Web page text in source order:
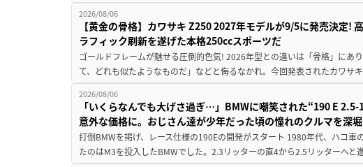
2026/08/06
【黄金の骨格】カワサキ Z250 2027年モデルが9/5に発売決定!
ラフィック刷新を遂げた本格250ccスポーツだ
ゴールドフレームが魅せる圧倒的色気! 2026年型との違いは「骨格」にあ
て、どれも似たようなものだ」などと侮るなかれ。今回発表されたカワサ
2026/08/06
「いくらなんでも大げさ過ぎ…」BMWに嘲笑された“190 E
意外な価格に。おじさん達が少年だった頃の憧れのクルマを深
打倒BMWを掲げ、レース仕様の190Eの開発がスタート 1980年代、ハコ車
たのはM3を投入したBMWでした。2.3リッターの直4から2.5リッターへ